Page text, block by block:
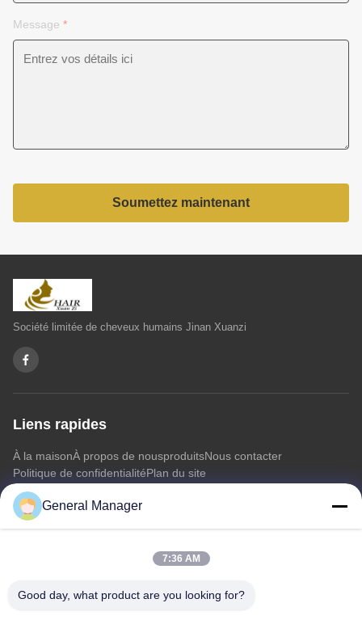
Message *
Soumettez maintenant
Société limitée de cheveux humains Jinan Xuanzi
Liens rapides
À la maisonÀ propos de nousproduitsNous contacter
Politique de confidentialitéPlan du site
Nous contacter
Adresse: Rue Xingfu, district de Licheng, ville de Jinan,
General Manager
7:36 AM
Good day, what product are you looking for?